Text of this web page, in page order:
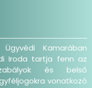
Kamarában
Iroda tartja fenn az
és belső
vonatkozó